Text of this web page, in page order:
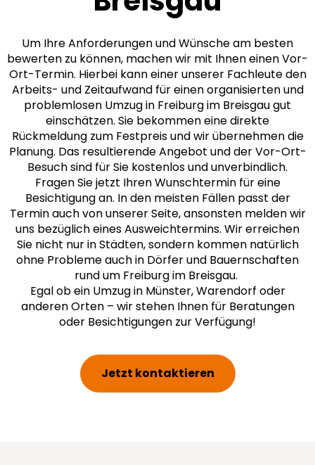
Um Ihre Anforderungen und Wünsche am besten
bewerten zu können, machen wir mit Ihnen einen Vor-
Ort-Termin. Hierbei kann einer unserer Fachleute den
Arbeits- und Zeitaufwand für einen organisierten und
problemlosen Umzug in Freiburg im Breisgau gut
einschätzen. Sie bekommen eine direkte
Rückmeldung zum Festpreis und wir übernehmen die
Planung. Das resultierende Angebot und der Vor-Ort-
Besuch sind für Sie kostenlos und unverbindlich.
Fragen Sie jetzt Ihren Wunschtermin für eine
Besichtigung an. In den meisten Fällen passt der
Termin auch von unserer Seite, ansonsten melden wir
uns bezüglich eines Ausweichtermins. Wir erreichen
Sie nicht nur in Städten, sondern kommen natürlich
ohne Probleme auch in Dörfer und Bauernschaften
rund um Freiburg im Breisgau.
Egal ob ein Umzug in Münster, Warendorf oder
anderen Orten – wir stehen Ihnen für Beratungen
oder Besichtigungen zur Verfügung!
Jetzt kontaktieren